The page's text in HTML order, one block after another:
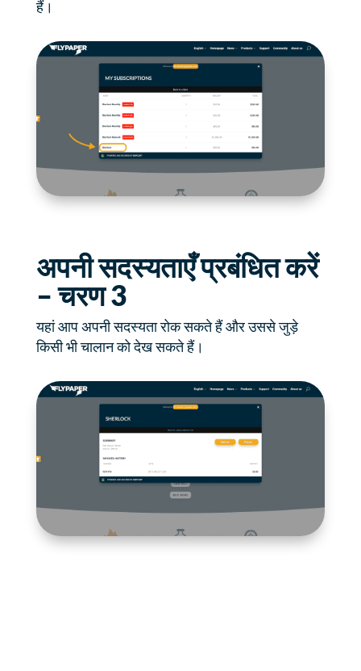
हैं।
अपनी सदस्यताएँ प्रबंधित करें
– चरण 3
यहां आप अपनी सदस्यता रोक सकते हैं और उससे जुड़े
किसी भी चालान को देख सकते हैं।